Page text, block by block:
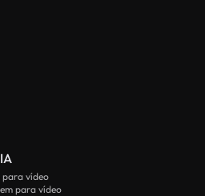
para vídeo
para vídeo